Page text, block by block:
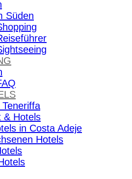
Süden
& Hotels
in Costa Adeje
Hotels